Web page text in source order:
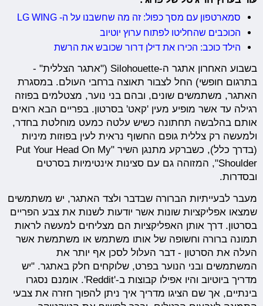
סמארטפון עם מסך כפול: זה מה שחשבנו על ה- LG WING
הכוכבים שהחליטו לפתוח ערוץ יוטיוב
הילד כוכב: הכירו את דילן דרור שכובש את הרשת
בשבוע האחרון אתגר ה-Silohouette ("אתגר הצללית" -
בתרגום חופשי) החל לצבור תאוצה ברחבי העולם. במסגרת
האתגר, משתמשים שונים, ובהם בני נוער, מצטלמים בפוזה
רגילה עד אשר מופיע מעין 'קאט' בסרטון. בפריים הבא רואים
אותם בהלבשה תחתונה כשיש עלטה כמעט מוחלטת בחדר,
ולמעשה רק צללית גופם החשוף נראית לעין בפוזות מיניות
(בדרך כלל), כשברקע מתנגן השיר "Put Your Head On My
Shoulder", המזוהה גם עם סצינות אינטימיות בסרטים
ובסדרות.
מעבר לבעייתיות הברורה שבדבר ולצד האתגר, יש משתמשים
שמצאו אפליקציות שונות אשר יודעות לשנות את צבע הפריים
בסרטון. דרך אותן האפליקציות הם מצליחים למעשה לראות
תמונה ברורה וחשופה של אותו משתמש או משתמשת אשר
העלה את הסרטון - דבר העלול לסכן אף יותר את
המשתמשים ובני הנוער בפרט, שלוקחים חלק באתגר. "יש
מדריך ביוטיוב והיו אפילו קבוצות ב-'Reddit'. אומנם נסגרו
בינתיים, אך שם הציגו מדריך איך ניתן להפוך חזרה את צבעי